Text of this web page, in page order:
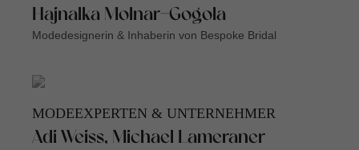
Hajnalka Molnar-Gogola
Modedesignerin & Inhaberin von Bespoke Bridal
MODEEXPERTEN & UNTERNEHMER
Adi Weiss, Michael Lameraner